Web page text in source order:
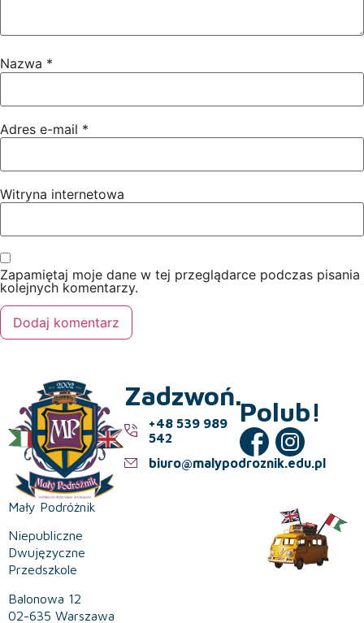
Nazwa *
Adres e-mail *
Witryna internetowa
Zapamiętaj moje dane w tej przeglądarce podczas pisania
kolejnych komentarzy.
Mały Podróżnik
Niepubliczne
Dwujęzyczne
Przedszkole
Balonowa 12
02-635 Warszawa
Zadzwoń.
+48 539 989
542
biuro@malypodroznik.edu.pl
Polub!